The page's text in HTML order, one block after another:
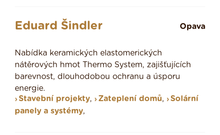
Eduard Šindler Opava
Nabídka keramických elastomerických
nátěrových hmot Thermo System, zajišťujících
barevnost, dlouhodobou ochranu a úsporu
energie.
Stavební projekty, Zateplení domů,
Solární
panely a systémy,